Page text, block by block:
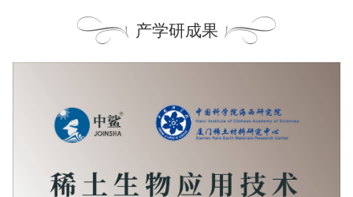
产学研成果